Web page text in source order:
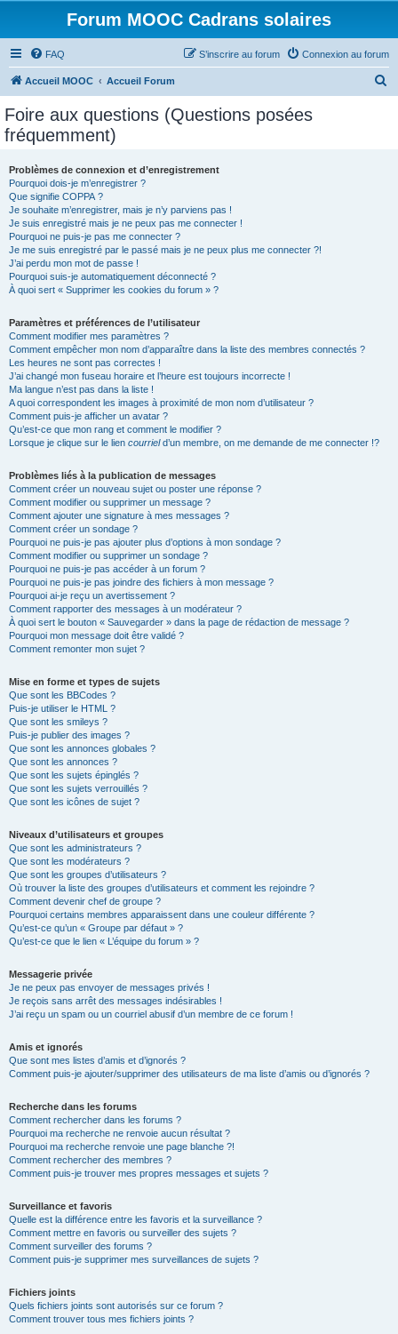
Forum MOOC Cadrans solaires
FAQ Connexion au forum
S’inscrire au forum
Accueil MOOC Accueil Forum
Foire aux questions (Questions posées
fréquemment)
Problèmes de connexion et d’enregistrement
Pourquoi dois-je m’enregistrer ?
Que signifie COPPA ?
Je souhaite m’enregistrer, mais je n’y parviens pas !
Je suis enregistré mais je ne peux pas me connecter !
Pourquoi ne puis-je pas me connecter ?
Je me suis enregistré par le passé mais je ne peux plus me connecter ?!
J’ai perdu mon mot de passe !
Pourquoi suis-je automatiquement déconnecté ?
À quoi sert « Supprimer les cookies du forum » ?
Paramètres et préférences de l’utilisateur
Comment modifier mes paramètres ?
Comment empêcher mon nom d’apparaître dans la liste des membres connectés ?
Les heures ne sont pas correctes !
J’ai changé mon fuseau horaire et l’heure est toujours incorrecte !
Ma langue n’est pas dans la liste !
A quoi correspondent les images à proximité de mon nom d’utilisateur ?
Comment puis-je afficher un avatar ?
Qu’est-ce que mon rang et comment le modifier ?
Lorsque je clique sur le lien courrield’un membre, on me demande de me connecter !?
Problèmes liés à la publication de messages
Comment créer un nouveau sujet ou poster une réponse ?
Comment modifier ou supprimer un message ?
Comment ajouter une signature à mes messages ?
Comment créer un sondage ?
Pourquoi ne puis-je pas ajouter plus d’options à mon sondage ?
Comment modifier ou supprimer un sondage ?
Pourquoi ne puis-je pas accéder à un forum ?
Pourquoi ne puis-je pas joindre des fichiers à mon message ?
Pourquoi ai-je reçu un avertissement ?
Comment rapporter des messages à un modérateur ?
À quoi sert le bouton « Sauvegarder » dans la page de rédaction de message ?
Pourquoi mon message doit être validé ?
Comment remonter mon sujet ?
Mise en forme et types de sujets
Que sont les BBCodes ?
Puis-je utiliser le HTML ?
Que sont les smileys ?
Puis-je publier des images ?
Que sont les annonces globales ?
Que sont les annonces ?
Que sont les sujets épinglés ?
Que sont les sujets verrouillés ?
Que sont les icônes de sujet ?
Niveaux d’utilisateurs et groupes
Que sont les administrateurs ?
Que sont les modérateurs ?
Que sont les groupes d’utilisateurs ?
Où trouver la liste des groupes d’utilisateurs et comment les rejoindre ?
Comment devenir chef de groupe ?
Pourquoi certains membres apparaissent dans une couleur différente ?
Qu’est-ce qu’un « Groupe par défaut » ?
Qu’est-ce que le lien « L’équipe du forum » ?
Messagerie privée
Je ne peux pas envoyer de messages privés !
Je reçois sans arrêt des messages indésirables !
J’ai reçu un spam ou un courriel abusif d’un membre de ce forum !
Amis et ignorés
Que sont mes listes d’amis et d’ignorés ?
Comment puis-je ajouter/supprimer des utilisateurs de ma liste d’amis ou d’ignorés ?
Recherche dans les forums
Comment rechercher dans les forums ?
Pourquoi ma recherche ne renvoie aucun résultat ?
Pourquoi ma recherche renvoie une page blanche ?!
Comment rechercher des membres ?
Comment puis-je trouver mes propres messages et sujets ?
Surveillance et favoris
Quelle est la différence entre les favoris et la surveillance ?
Comment mettre en favoris ou surveiller des sujets ?
Comment surveiller des forums ?
Comment puis-je supprimer mes surveillances de sujets ?
Fichiers joints
Quels fichiers joints sont autorisés sur ce forum ?
Comment trouver tous mes fichiers joints ?